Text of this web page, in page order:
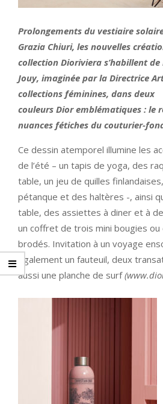
Prolongements du vestiaire
Grazia Chiuri, les nouvelles
collection Dioriviera s’habillent de
Jouy, imaginée par la Directrice
collections féminines, dans deux
couleurs Dior emblématiques : le
nuances fétiches du couturier-
Ce dessin atemporel illumine les
de l’été – un tapis de yoga, des
table, un jeu de quilles
pétanque et des haltères -, ainsi
table, des assiettes à diner et à
un coffret de trois mini bougies ou
brodés. Invitation à un voyage
également un fauteuil, deux
aussi une planche de surf(